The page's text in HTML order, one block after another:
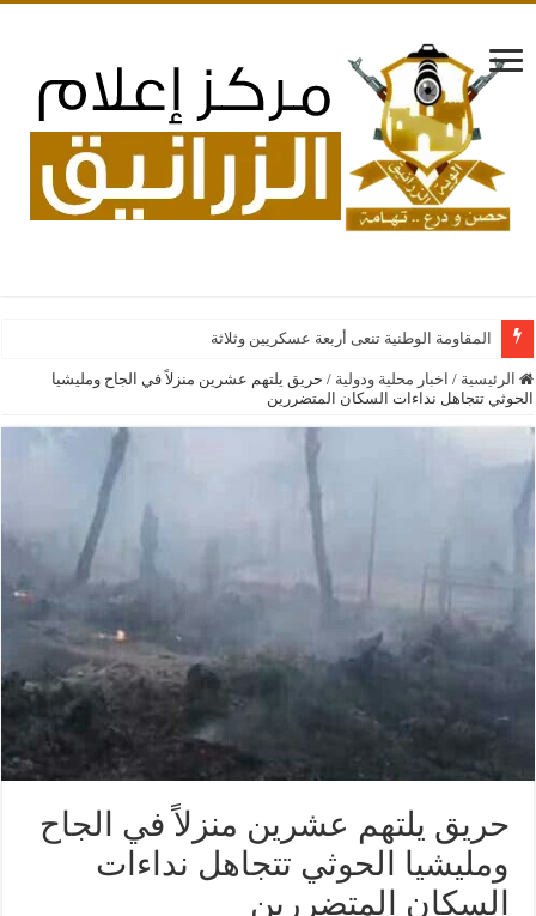
المقاومة الوطنية تنعى أربعة عسكريين وثلاثة مدنيين ارتقوا
الرئيسية / اخبار محلية ودولية / حريق يلتهم عشرين منزلاً في الجاح ومليشيا
الحوثي تتجاهل نداءات السكان المتضررين
حريق يلتهم عشرين منزلاً في الجاح
ومليشيا الحوثي تتجاهل نداءات
السكان المتضررين